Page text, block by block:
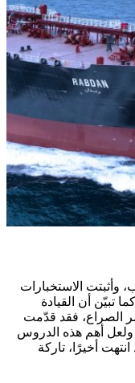
وأثبتت الاستخبارات
تبيّن أن القيادة
الصراع، فقد قدّمت
ولعل أهم هذه الدروس
استمرت 53 عامًا قد انتهت أخيرًا، تاركة